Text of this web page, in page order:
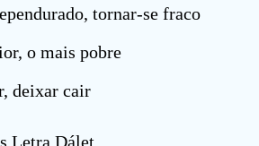
tornar-se fraco
o mais pobre
deixar cair
Letra Dálet